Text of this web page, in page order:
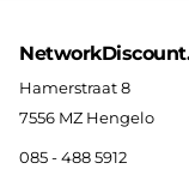
Hamerstraat 8
7556 MZ Hengelo
085 - 488 5912